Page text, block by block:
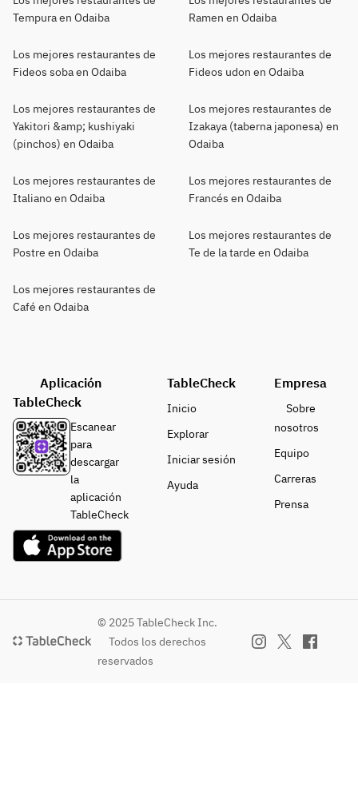
Tempura en Odaiba
Ramen en Odaiba
Los mejores restaurantes de
Fideos soba en Odaiba
Los mejores restaurantes de
Fideos udon en Odaiba
Los mejores restaurantes de
Yakitori &amp; kushiyaki
(pinchos) en Odaiba
Los mejores restaurantes de
Izakaya (taberna japonesa) en
Odaiba
Los mejores restaurantes de
Italiano en Odaiba
Los mejores restaurantes de
Francés en Odaiba
Los mejores restaurantes de
Postre en Odaiba
Los mejores restaurantes de
Te de la tarde en Odaiba
Los mejores restaurantes de
Café en Odaiba
Aplicación
TableCheck
Escanear
para
descargar
la
aplicación
TableCheck
TableCheck
Inicio
Explorar
Iniciar sesión
Ayuda
Empresa
Sobre
nosotros
Equipo
Carreras
Prensa
© 2025 TableCheck Inc.
Todos los derechos
reservados